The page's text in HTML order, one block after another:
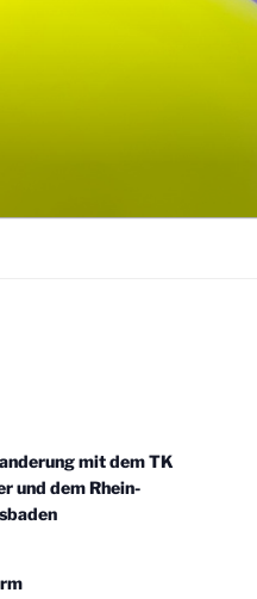
mit dem TK
und dem Rhein-